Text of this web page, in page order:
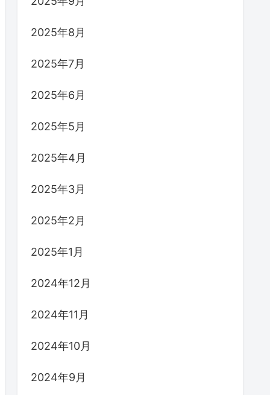
2025年8月
2025年7月
2025年6月
2025年5月
2025年4月
2025年3月
2025年2月
2025年1月
2024年12月
2024年11月
2024年10月
2024年9月